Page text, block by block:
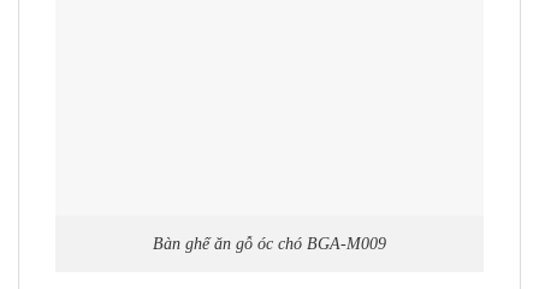
Bàn ghế ăn gỗ óc chó BGA-M009